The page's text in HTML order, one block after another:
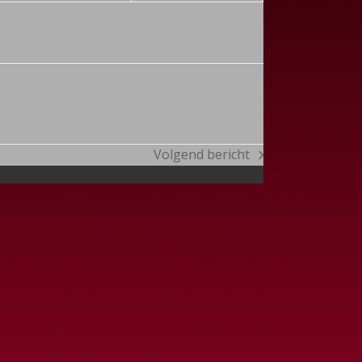
next
post:
Volgend bericht